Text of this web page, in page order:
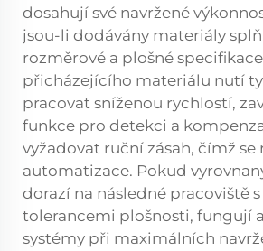
dosahují své navržené
jsou-li dodávány materiály
rozměrové a plošné
přicházejícího materiálu nutí
pracovat sníženou rychlostí,
funkce pro detekci a
vyžadovat ruční zásah, čímž se
automatizace. Pokud
dorazí na následné pracoviště
tolerancemi plošnosti, fungují
systémy při maximálních